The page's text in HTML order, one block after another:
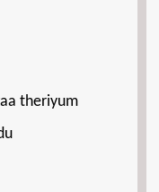
theriyum